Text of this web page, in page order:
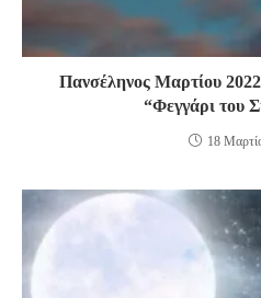
Πανσέληνος Μαρτίου
“Φεγγάρι του
18